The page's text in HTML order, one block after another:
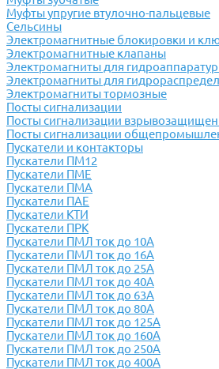
Муфты упругие втулочно-пальцевые
Сельсины
Электромагнитные блокировки и
Электромагнитные клапаны
Электромагниты для
Электромагниты для
Электромагниты тормозные
Посты сигнализации
Посты сигнализации
Посты сигнализации
Пускатели и контакторы
Пускатели ПМ12
Пускатели ПМЕ
Пускатели ПМА
Пускатели ПАЕ
Пускатели КТИ
Пускатели ПРК
Пускатели ПМЛ ток до 10А
Пускатели ПМЛ ток до 16А
Пускатели ПМЛ ток до 25А
Пускатели ПМЛ ток до 40А
Пускатели ПМЛ ток до 63А
Пускатели ПМЛ ток до 80А
Пускатели ПМЛ ток до 125А
Пускатели ПМЛ ток до 160А
Пускатели ПМЛ ток до 250А
Пускатели ПМЛ ток до 400А